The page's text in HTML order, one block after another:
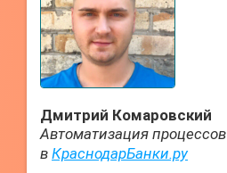
Дмитрий Комаровский
Автоматизация процессов
в КраснодарБанки.ру